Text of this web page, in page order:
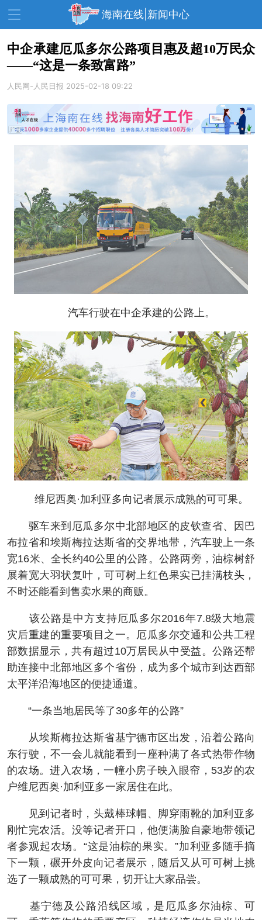
海南在线|新闻中心
资讯中心 热点 旅游
教育 健康 房产
走读海南 周末去哪儿
人才在线 天涯企服
中企承建厄瓜多尔公路项目惠及超10万民众
——“这是一条致富路”
人民网-人民日报 2025-02-18 09:22
汽车行驶在中企承建的公路上。
维尼西奥·加利亚多向记者展示成熟的可可果。
驱车来到厄瓜多尔中北部地区的皮钦查省、因巴
布拉省和埃斯梅拉达斯省的交界地带，汽车驶上一条
宽16米、全长约40公里的公路。公路两旁，油棕树舒
展着宽大羽状复叶，可可树上红色果实已挂满枝头，
不时还能看到售卖水果的商贩。
该公路是中方支持厄瓜多尔2016年7.8级大地震
灾后重建的重要项目之一。厄瓜多尔交通和公共工程
部数据显示，共有超过10万居民从中受益。公路还帮
助连接中北部地区多个省份，成为多个城市到达西部
太平洋沿海地区的便捷通道。
“一条当地居民等了30多年的公路”
从埃斯梅拉达斯省基宁德市区出发，沿着公路向
东行驶，不一会儿就能看到一座种满了各式热带作物
的农场。进入农场，一幢小房子映入眼帘，53岁的农
户维尼西奥·加利亚多一家居住在此。
见到记者时，头戴棒球帽、脚穿雨靴的加利亚多
刚忙完农活。没等记者开口，他便满脸自豪地带领记
者参观起农场。“这是油棕的果实。”加利亚多随手摘
下一颗，碾开外皮向记者展示，随后又从可可树上挑
选了一颗成熟的可可果，切开让大家品尝。
基宁德及公路沿线区域，是厄瓜多尔油棕、可